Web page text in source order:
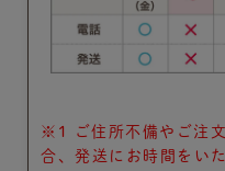
※1 ご住所不備やご注
合、発送にお時間をい